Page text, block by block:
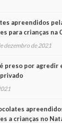
apreendidos
para crianças na
dezembro de 2021
preso por agredir
a crianças no